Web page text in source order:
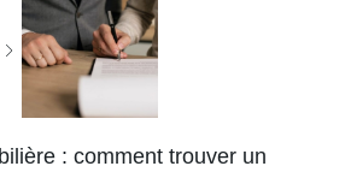
: comment trouver un